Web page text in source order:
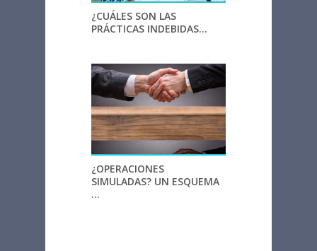
¿CUÁLES SON LAS
PRÁCTICAS INDEBIDAS...
¿OPERACIONES
SIMULADAS? UN ESQUEMA
...